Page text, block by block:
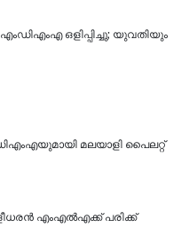
ഒളിപ്പിച്ചു; യുവതിയും
മലയാളി പൈലറ്റ്
എംഎല്‍എക്ക് പരിക്ക്